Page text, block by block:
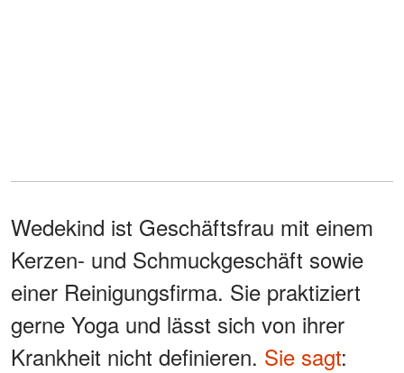
Wedekind ist Geschäftsfrau mit einem
Kerzen- und Schmuckgeschäft sowie
einer Reinigungsfirma. Sie praktiziert
gerne Yoga und lässt sich von ihrer
Krankheit nicht definieren. Sie sagt: